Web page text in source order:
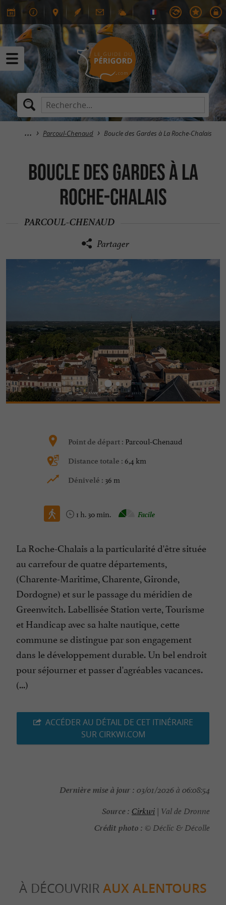
Parcoul-Chenaud Boucle des Gardes à La Roche-Chalais
Boucle des Gardes à La
Roche-Chalais
PARCOUL-CHENAUD
Partager
Point de départ : Parcoul-Chenaud
Distance totale : 6,4 km
Dénivelé : 36 m
1 h. 30 min. Facile
La Roche-Chalais a la particularité d'être située
au carrefour de quatre départements,
(Charente-Maritime, Charente, Gironde,
Dordogne) et sur le passage du méridien de
Greenwitch. Labellisée Station verte, Tourisme
et Handicap avec sa halte nautique, cette
commune se distingue par son engagement
dans le développement durable. Un bel endroit
pour séjourner et passer d'agréables vacances.
(...)
ACCÉDER AU DÉTAIL DE CET ITINÉRAIRE
SUR CIRKWI.COM
Dernière mise à jour : 03/01/2026 à 06:08:54
Source : Cirkwi | Val de Dronne
Crédit photo : © Déclic & Décolle
À DÉCOUVRIR AUX ALENTOURS